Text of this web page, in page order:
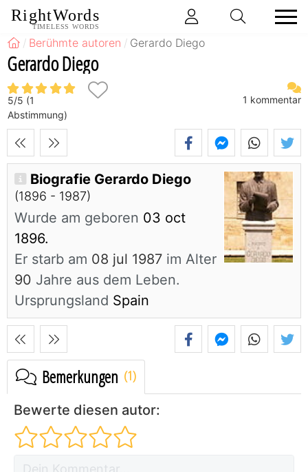
RightWords
TIMELESS WORDS
Berühmte autoren Gerardo Diego
Gerardo Diego
5/5 (1
Abstimmung)
1 kommentar
Biografie Gerardo Diego
(1896 - 1987)
Wurde am geboren 03 oct
1896.
Er starb am 08 jul 1987 im Alter
90 Jahre aus dem Leben.
Ursprungsland Spain
Bemerkungen
Bewerte diesen autor: